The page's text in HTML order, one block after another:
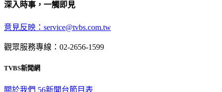
深入時事，一觸即見
意見反映：service@tvbs.com.tw
觀眾服務專線：02-2656-1599
TVBS新聞網
關於我們 56新聞台節目表